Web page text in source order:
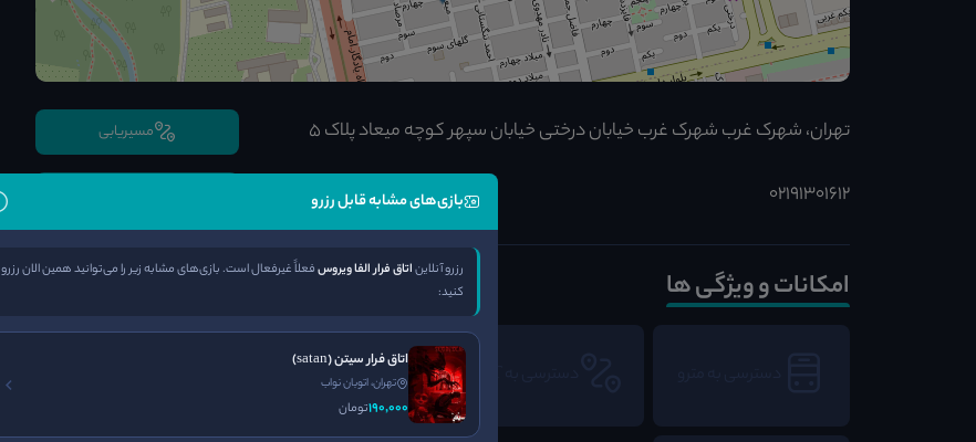
تهران، شهرک غرب شهرک غرب خیابان درختی خیابان سپهر کوچه میعاد پلاک ۵ مسیریابی
02191301612
امکانات و ویژگی ها
برگزاری تولد
بازی‌های مشابه قابل رزرو
رزرو آنلایناتاق فرار الفا ویروسفعلاً غیرفعال است. بازی‌های مشابه زیر را می‌توانید همین الان رزرو
کنید:
اتاق فرار سیتن (satan)
تهران، اتوبان نواب
190٬000تومان